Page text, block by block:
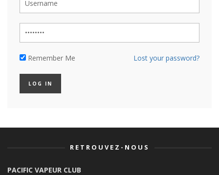
Remember Me Lost your password?
RETROUVEZ-NOUS
PACIFIC VAPEUR CLUB